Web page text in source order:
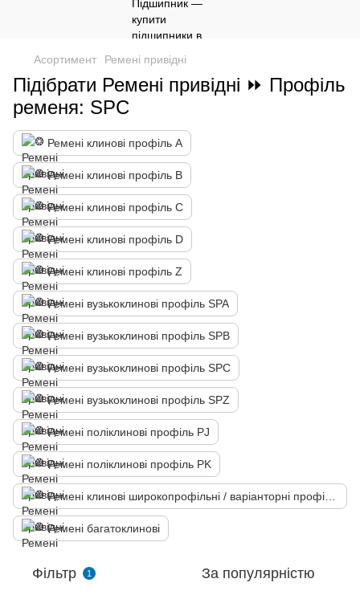
Асортимент Ремені привідні
Підібрати Ремені привідні ⏩ Профіль
ременя: SPC
Ремені клинові профіль А
Ремені клинові профіль B
Ремені клинові профіль C
Ремені клинові профіль D
Ремені клинові профіль Z
Ремені вузькоклинові профіль SPA
Ремені вузькоклинові профіль SPB
Ремені вузькоклинові профіль SPC
Ремені вузькоклинові профіль SPZ
Ремені поліклинові профіль PJ
Ремені поліклинові профіль PK
Ремені багатоклинові
Фільтр 1 За популярністю